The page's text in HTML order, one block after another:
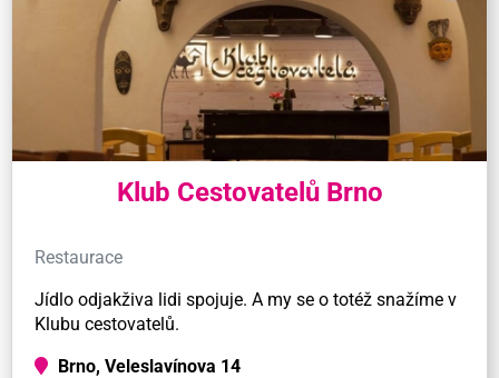
Klub Cestovatelů Brno
Restaurace
Jídlo odjakživa lidi spojuje. A my se o totéž snažíme v
Klubu cestovatelů.
Brno, Veleslavínova 14